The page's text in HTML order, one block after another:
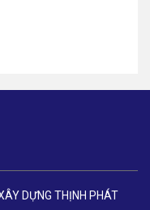
DỰNG THỊNH PHÁT